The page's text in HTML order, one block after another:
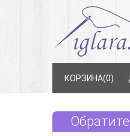
КОРЗИНА(0)